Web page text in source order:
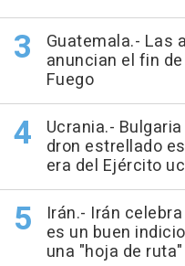
Guatemala.- Las
anuncian el fin
Fuego
Ucrania.-
dron estrellado
era del Ejército
Irán.- Irán
es un buen
una "hoja de ruta"